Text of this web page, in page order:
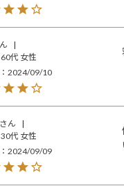
60代 女性
2024/09/10
30代 女性
2024/09/09